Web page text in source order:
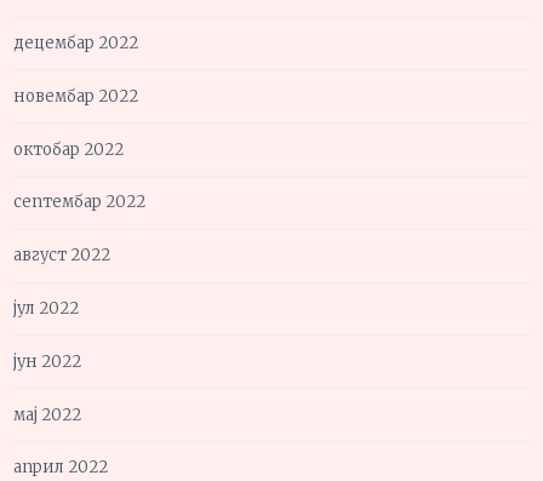
децембар 2022
новембар 2022
октобар 2022
септембар 2022
август 2022
јул 2022
јун 2022
мај 2022
април 2022